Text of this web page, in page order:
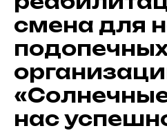
смена для
нас